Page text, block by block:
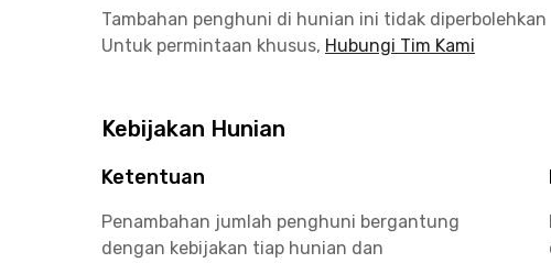
Tambahan penghuni di hunian ini tidak diperbolehkan
Untuk permintaan khusus, Hubungi Tim Kami
Kebijakan Hunian
Ketentuan
Penambahan jumlah penghuni bergantung
dengan kebijakan tiap hunian dan